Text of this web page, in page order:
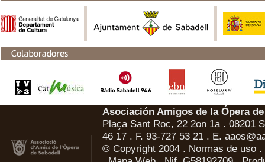
Asociación Amigos de la Ópera
Plaça Sant Roc, 22 2on 1a . 08201
46 17 . F. 93-727 53 21 . E.
© Copyright 2004 . Normas de uso .